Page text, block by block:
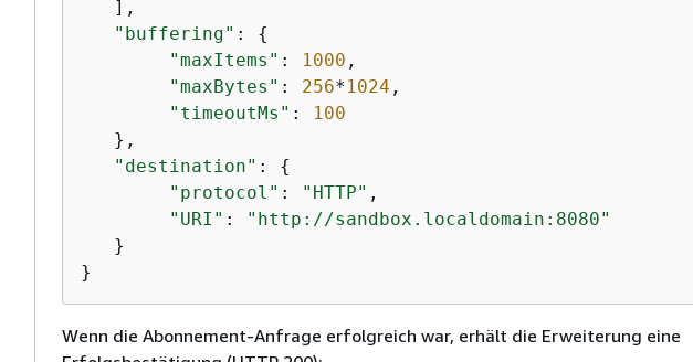
   ],
"buffering" : {
"maxItems" : 1000 ,
"maxBytes" : 256*1024 ,
"timeoutMs" :
100
   },
"destination" : {
"protocol" : "HTTP" ,
"URI" :
"http://sandbox.localdomain:8080"
   }
}
Wenn die Abonnement-Anfrage erfolgreich war, erhält die Erweiterung eine